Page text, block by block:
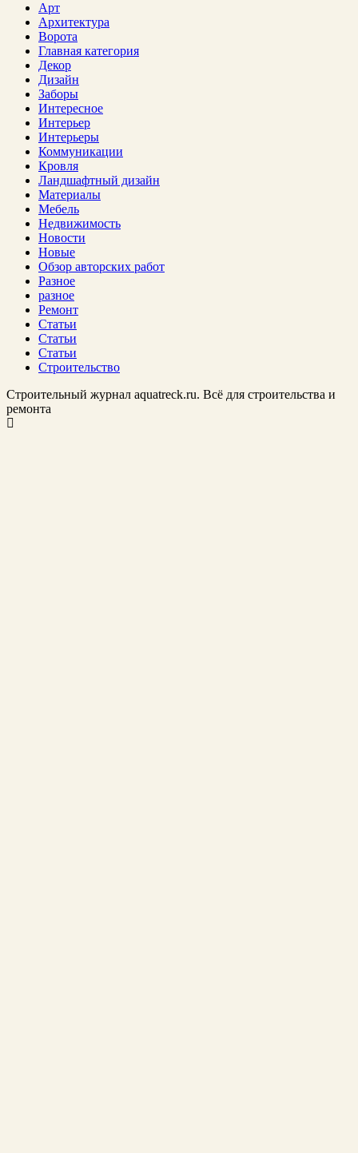
Арт
Архитектура
Ворота
Главная категория
Декор
Дизайн
Заборы
Интересное
Интерьер
Интерьеры
Коммуникации
Кровля
Ландшафтный дизайн
Материалы
Мебель
Недвижимость
Новости
Новые
Обзор авторских работ
Разное
разное
Ремонт
Статьи
Статьи
Статьи
Строительство
Строительный журнал aquatreck.ru. Всё для строительства и
ремонта